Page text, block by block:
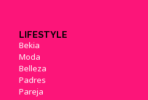
LIFESTYLE
Bekia
Moda
Belleza
Padres
Pareja